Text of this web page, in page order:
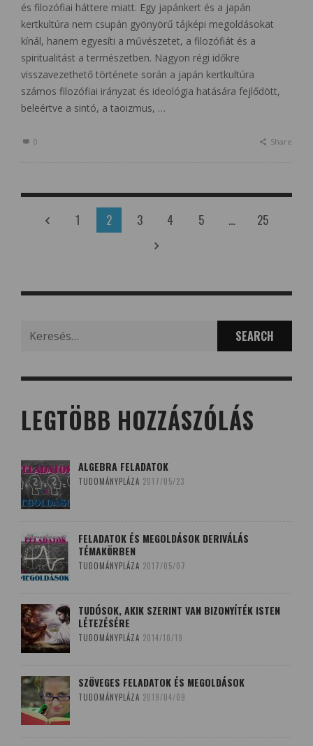
és filozófiai háttere miatt. Egy japánkert és a japán
kertkultúra nem csupán gyönyörű tájképi megoldásokat
kínál, hanem egyesíti a művészetet, a filozófiát és a
spiritualitást a természetben. Nagyon régi időkre
visszavezethető története során a japán kertkultúra
számos filozófiai irányzat és ideológia hatására fejlődött,
beleértve a sintó, a taoizmus, …
0 Share
1 2 3 4 5 … 25
LEGTÖBB HOZZÁSZÓLÁS
ALGEBRA FELADATOK
TUDOMÁNYPLÁZA 2017/05/23
FELADATOK ÉS MEGOLDÁSOK DERIVÁLÁS
TÉMAKÖRBEN
TUDOMÁNYPLÁZA 2017/05/07
TUDÓSOK, AKIK SZERINT VAN BIZONYÍTÉK ISTEN
LÉTEZÉSÉRE
TUDOMÁNYPLÁZA 2014/10/19
SZÖVEGES FELADATOK ÉS MEGOLDÁSOK
TUDOMÁNYPLÁZA 2019/04/09